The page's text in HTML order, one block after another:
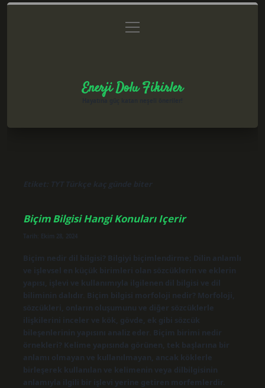
Gizlilik Politikası
menüyü
aç
Enerji Dolu Fikirler
Etiket: TYT Türkçe kaç günde biter
Biçim Bilgisi Hangi Konuları Içerir
Tarih: Ekim 28, 2024
Biçim nedir dil bilgisi? Bilgiyi biçimlendirme; Dilin anlamlı
ve işlevsel en küçük birimleri olan sözcüklerin ve eklerin
yapısı, işlevi ve kullanımıyla ilgilenen dil bilgisi ve dil
biliminin dalıdır. Biçim bilgisi morfoloji nedir? Morfoloji,
sözcükleri, onların oluşumunu ve diğer sözcüklerle
ilişkilerini inceler ve kök, gövde, ek gibi sözcük
bileşenlerinin yapısını analiz eder. Biçim birimi nedir
örnekleri? Kelime yapısında görünen, tek başlarına bir
anlamı olmayan ve kullanılmayan, ancak köklerle
birleşerek kullanılan ve kelimenin veya dilbilgisinin
anlamıyla ilgili bir işlevi yerine getiren morfemlerdir.